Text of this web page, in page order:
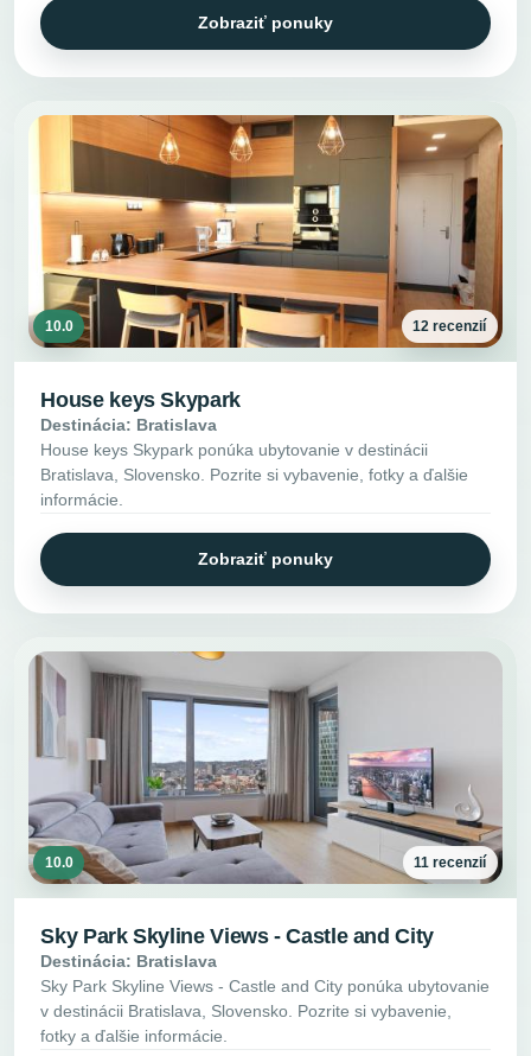
Zobraziť ponuky
10.0 12 recenzií
House keys Skypark
Destinácia: Bratislava
House keys Skypark ponúka ubytovanie v destinácii
Bratislava, Slovensko. Pozrite si vybavenie, fotky a ďalšie
informácie.
Zobraziť ponuky
10.0 11 recenzií
Sky Park Skyline Views - Castle and City
Destinácia: Bratislava
Sky Park Skyline Views - Castle and City ponúka ubytovanie
v destinácii Bratislava, Slovensko. Pozrite si vybavenie,
fotky a ďalšie informácie.